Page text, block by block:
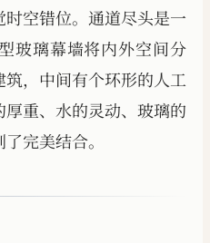
空错位。通道尽头是一
玻璃幕墙将内外空间分
，中间有个环形的人工
重、水的灵动、玻璃的
完美结合。